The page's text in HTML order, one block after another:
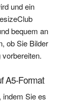
und ein
bequem an
ob Sie Bilder
A5-Format
indem Sie es